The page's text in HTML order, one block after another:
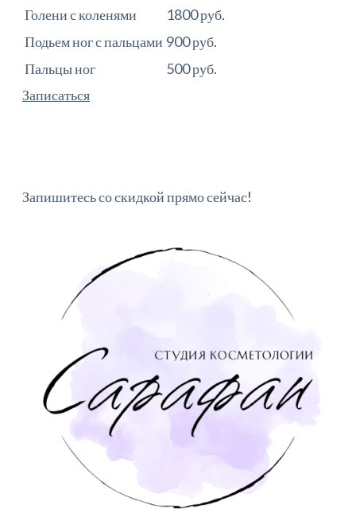
Голени с коленями
1800 руб.
Подьем ног с пальцами 900 руб.
Пальцы ног
500 руб.
Записаться
Запишитесь со скидкой прямо сейчас!